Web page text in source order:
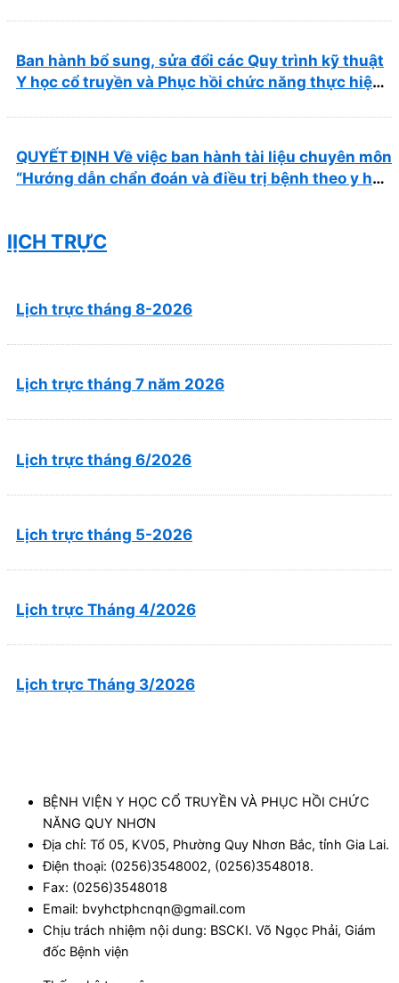
Ban hành bổ sung, sửa đổi các Quy trình kỹ thuật
Y học cổ truyền và Phục hồi chức năng thực hiện
QUYẾT ĐỊNH Về việc ban hành tài liệu chuyên môn
“Hướng dẫn chẩn đoán và điều trị bệnh theo y học
lỊCH TRỰC
Lịch trực tháng 8-2026
Lịch trực tháng 7 năm 2026
Lịch trực tháng 6/2026
Lịch trực tháng 5-2026
Lịch trực Tháng 4/2026
Lịch trực Tháng 3/2026
BỆNH VIỆN Y HỌC CỔ TRUYỀN VÀ PHỤC HỒI CHỨC
NĂNG QUY NHƠN
Địa chỉ: Tổ 05, KV05, Phường Quy Nhơn Bắc, tỉnh Gia Lai.
Điện thoại: (0256)3548002, (0256)3548018.
Fax: (0256)3548018
Email: bvyhctphcnqn@gmail.com
Chịu trách nhiệm nội dung: BSCKI. Võ Ngọc Phải, Giám
đốc Bệnh viện